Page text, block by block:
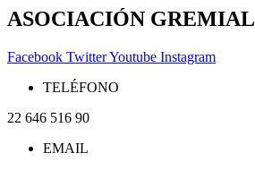
ASOCIACIÓN GREMIAL
Facebook TwitterYoutube Instagram
TELÉFONO
22 646 516 90
EMAIL